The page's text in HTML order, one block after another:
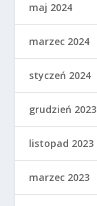
maj 2024
marzec 2024
styczeń 2024
grudzień 2023
listopad 2023
marzec 2023